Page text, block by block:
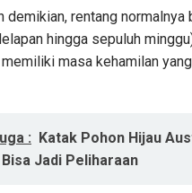
demikian, rentang
hingga sepuluh
masa kehamilan
: Katak Pohon Hijau
Jadi Peliharaan